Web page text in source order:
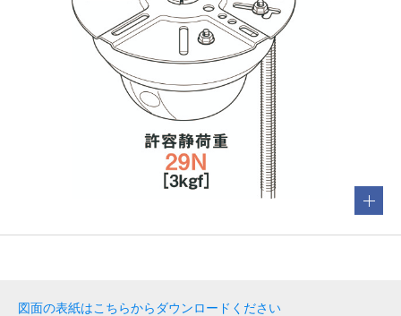
図面の表紙はこちらからダウンロードください